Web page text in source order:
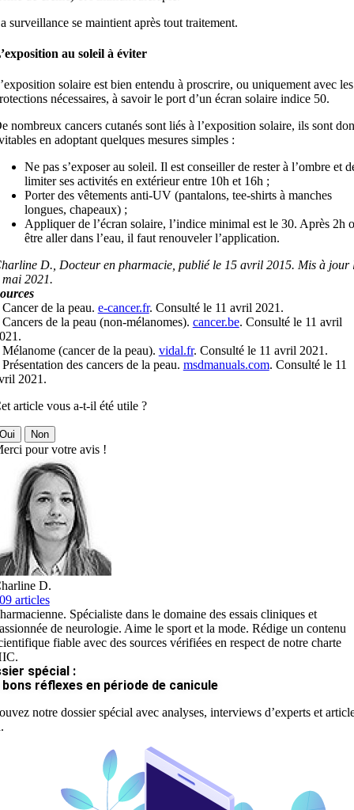
surveillance se maintient après tout traitement.
au soleil à éviter
solaire est bien entendu à proscrire, ou uniquement avec les
nécessaires, à savoir le port d’un écran solaire indice 50.
nombreux cancers cutanés sont liés à l’exposition solaire, ils sont
en adoptant quelques mesures simples :
Ne pas s’exposer au soleil. Il est conseiller de rester à l’ombre et
limiter ses activités en extérieur entre 10h et 16h ;
Porter des vêtements anti-UV (pantalons, tee-shirts à manches
longues, chapeaux) ;
Appliquer de l’écran solaire, l’indice minimal est le 30. Après 2h
être aller dans l’eau, il faut renouveler l’application.
D., Docteur en pharmacie, publié le 15 avril 2015. Mis à jour
mai 2021.
de la peau. e-cancer.fr. Consulté le 11 avril 2021.
de la peau (non-mélanomes). cancer.be. Consulté le 11 avril
(cancer de la peau). vidal.fr. Consulté le 11 avril 2021.
des cancers de la peau. msdmanuals.com. Consulté le 11
2021.
article vous a-t-il été utile ?
Non
pour votre avis !
D.
articles
Spécialiste dans le domaine des essais cliniques et
de neurologie. Aime le sport et la mode. Rédige un contenu
fiable avec des sources vérifiées en respect de notre charte
spécial :
bons réflexes en période de canicule
notre dossier spécial avec analyses, interviews d’experts et